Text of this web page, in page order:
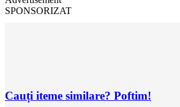
SPONSORIZAT
Cauți iteme similare? Poftim!